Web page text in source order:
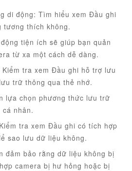
di động: Tìm hiểu xem Đầu ghi
tương thích không.
tiện ích sẽ giúp bạn quản
từ xa một cách dễ dàng.
tra xem Đầu ghi hỗ trợ lưu
trữ thông qua thẻ nhớ.
lựa chọn phương thức lưu trữ
nhân.
tra xem Đầu ghi có tích hợp
sao lưu dữ liệu không.
đảm bảo rằng dữ liệu không bị
camera bị hư hỏng hoặc bị